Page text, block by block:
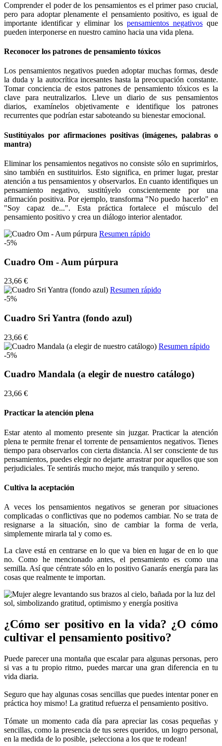
Comprender el poder de los pensamientos es el primer paso crucial,
pero para adoptar plenamente el pensamiento positivo, es igual de
importante identificar y eliminar los pensamientos negativosque
pueden interponerse en nuestro camino hacia una vida plena.
Reconocer los patrones de pensamiento tóxicos
Los pensamientos negativos pueden adoptar muchas formas, desde
la duda y la autocrítica incesantes hasta la preocupación constante.
Tomar conciencia de estos patrones de pensamiento tóxicos es la
clave para neutralizarlos. Lleve un diario de sus pensamientos
diarios, examínelos objetivamente e identifique los patrones
recurrentes que podrían estar saboteando su bienestar emocional.
Sustitúyalos por afirmaciones positivas (imágenes, palabras o
mantra)
Eliminar los pensamientos negativos no consiste sólo en suprimirlos,
sino también en sustituirlos. Esto significa, en primer lugar, prestar
atención a tus pensamientos y observarlos. En cuanto identifiques un
pensamiento negativo, sustitúyelo conscientemente por una
afirmación positiva. Por ejemplo, transforma "No puedo hacerlo" en
"Soy capaz de...". Esta práctica fortalece el músculo del
pensamiento positivo y crea un diálogo interior alentador.
Resumen rápido
-5%
Cuadro Om - Aum púrpura
23,66 €
Resumen rápido
-5%
Cuadro Sri Yantra (fondo azul)
23,66 €
Resumen rápido
-5%
Cuadro Mandala (a elegir de nuestro catálogo)
23,66 €
Practicar la atención plena
Estar atento al momento presente sin juzgar. Practicar la atención
plena te permite frenar el torrente de pensamientos negativos. Tienes
tiempo para observarlos con cierta distancia. Al ser consciente de tus
pensamientos, puedes elegir no dejarte arrastrar por aquellos que son
perjudiciales. Te sentirás mucho mejor, más tranquilo y sereno.
Cultiva la aceptación
A veces los pensamientos negativos se generan por situaciones
complicadas o conflictivas que no podemos cambiar. No se trata de
resignarse a la situación, sino de cambiar la forma de verla,
simplemente mirarla tal y como es.
La clave está en centrarse en lo que va bien en lugar de en lo que
no. Como he mencionado antes, el pensamiento es como una
semilla. Así que céntrate sólo en lo positivo Ganarás energía para las
cosas que realmente te importan.
¿Cómo ser positivo en la vida? ¿O cómo
cultivar el pensamiento positivo?
Puede parecer una montaña que escalar para algunas personas, pero
si vas a tu propio ritmo, puedes marcar una gran diferencia en tu
vida diaria.
Seguro que hay algunas cosas sencillas que puedes intentar poner en
práctica hoy mismo! La gratitud refuerza el pensamiento positivo.
Tómate un momento cada día para apreciar las cosas pequeñas y
sencillas, como la presencia de tus seres queridos, un logro personal,
en la medida de lo posible, ¡selecciona a los que te rodean!